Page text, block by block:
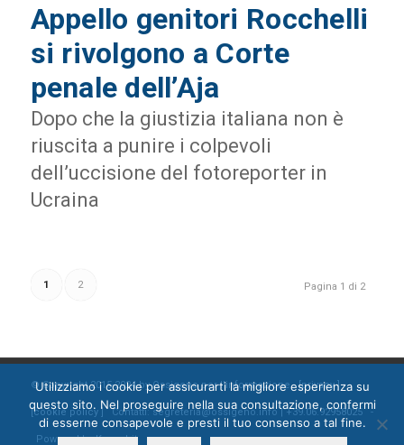
Appello genitori Rocchelli
si rivolgono a Corte
penale dell’Aja
Dopo che la giustizia italiana non è
riuscita a punire i colpevoli
dell’uccisione del fotoreporter in
Ucraina
Pagina 1 di 2
1 2
© Copyright 2015-2024 by Ossigeno per l'informazione [privacy]
[cookie policy ] Contatti: segreteria@ossigeno.info | +39.06.92958025 -
Powered byKappabit
Utilizziamo i cookie per assicurarti la migliore esperienza su
questo sito. Nel proseguire nella sua consultazione, confermi
di esserne consapevole e presti il tuo consenso a tal fine.